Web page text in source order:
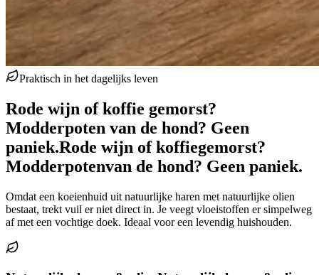
Praktisch in het dagelijks leven
Rode wijn of koffie gemorst?
Modderpoten van de hond? Geen
paniek.Rode wijn of koffiegemorst?
Modderpotenvan de hond? Geen paniek.
Omdat een koeienhuid uit natuurlijke haren met natuurlijke olien
bestaat, trekt vuil er niet direct in. Je veegt vloeistoffen er simpelweg
af met een vochtige doek. Ideaal voor een levendig huishouden.